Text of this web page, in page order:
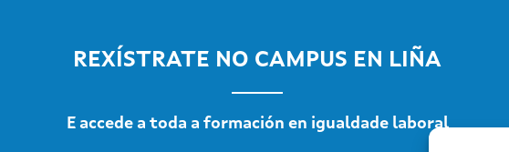
REXÍSTRATE NO CAMPUS EN LIÑA
E accede a toda a formación en igualdade laboral